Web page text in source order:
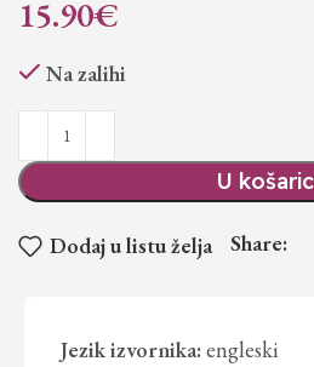
15.90€
Na zalihi
U
Dodaj u listu želja Share:
Jezik izvornika: engleski